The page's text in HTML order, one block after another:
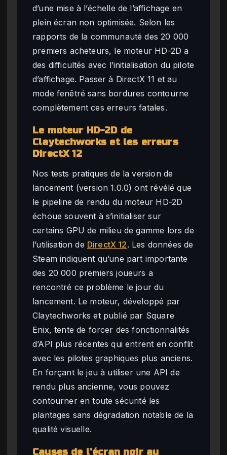
d’une mise à l’échelle de l’affichage en
plein écran non optimisée. Selon les
rapports de la communauté des 20 000
premiers acheteurs, le moteur HD-2D a
des difficultés avec l’initialisation du pilote
d’affichage. Passer à DirectX 11 et au
mode fenêtré sans bordures contourne
complètement ces erreurs fatales.
Le moteur HD-2D de
Claytechworks et les erreurs
DirectX 12
Nos tests pratiques de la version de
lancement (version 1.0.0) ont révélé que
le pipeline de rendu du moteur HD-2D
échoue souvent à s’initialiser sur
certains GPU de milieu de gamme lors de
l’utilisation de DirectX 12. Les données de
Steam indiquent qu’une part importante
des 20 000 premiers joueurs a
rencontré ce problème le jour du
lancement. Le moteur, développé par
Claytechworks et publié par Square
Enix, tente de forcer des fonctionnalités
d’API plus récentes qui entrent en conflit
avec les pilotes graphiques plus anciens.
En forçant le jeu à utiliser une API de
rendu plus ancienne, vous pouvez
contourner en toute sécurité les
plantages sans dégradation notable de la
qualité visuelle.
Causes de l’écran noir au